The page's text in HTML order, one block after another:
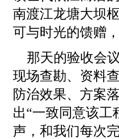
南渡江龙塘大坝
可与时光的馈赠
那天的验收会
现场查勘、资料
防治效果、方案
出“一致同意该工
声，和我们每次